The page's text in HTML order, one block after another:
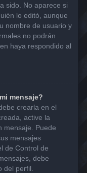
sido. No aparece si
lo editó, aunque
nombre de usuario y
no podrán
haya respondido al
mensaje?
crearla en el
active la
mensaje. Puede
mensajes
de Control de
debe
del perfil.